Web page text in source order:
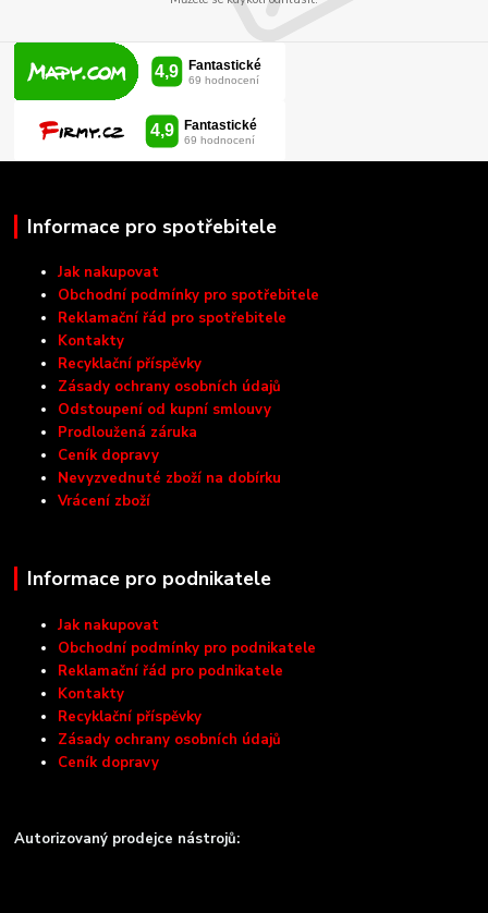
Informace pro spotřebitele
Jak nakupovat
Obchodní podmínky pro spotřebitele
Reklamační řád pro spotřebitele
Kontakty
Recyklační příspěvky
Zásady ochrany osobních údajů
Odstoupení od kupní smlouvy
Prodloužená záruka
Ceník dopravy
Nevyzvednuté zboží na dobírku
Vrácení zboží
Informace pro podnikatele
Jak nakupovat
Obchodní podmínky pro podnikatele
Reklamační řád pro podnikatele
Kontakty
Recyklační příspěvky
Zásady ochrany osobních údajů
Ceník dopravy
Autorizovaný prodejce nástrojů: